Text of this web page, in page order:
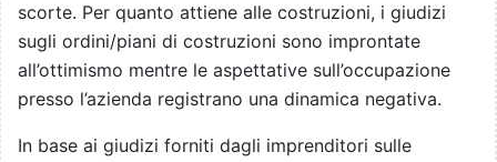
scorte. Per quanto attiene alle costruzioni, i giudizi
sugli ordini/piani di costruzioni sono improntate
all’ottimismo mentre le aspettative sull’occupazione
presso l’azienda registrano una dinamica negativa.
In base ai giudizi forniti dagli imprenditori sulle